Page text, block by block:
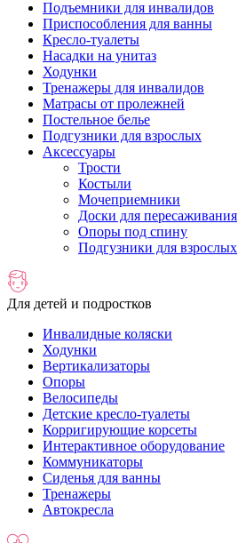
Подъемники для инвалидов
Приспособления для ванны
Кресло-туалеты
Насадки на унитаз
Ходунки
Тренажеры для инвалидов
Матрасы от пролежней
Постельное белье
Подгузники для взрослых
Аксессуары
Трости
Костыли
Мочеприемники
Доски для пересаживания
Опоры под спину
Подгузники для взрослых
Для детей и подростков
Инвалидные коляски
Ходунки
Вертикализаторы
Опоры
Велосипеды
Детские кресло-туалеты
Корригирующие корсеты
Интерактивное оборудование
Коммуникаторы
Сиденья для ванны
Тренажеры
Автокресла